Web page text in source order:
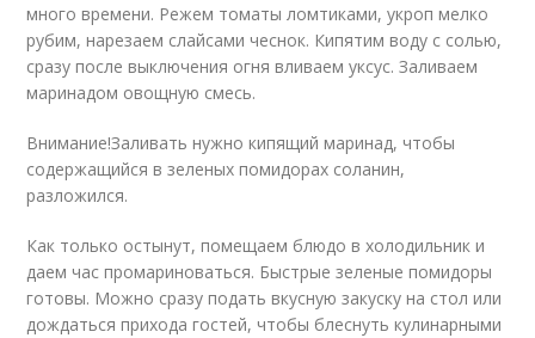
много времени. Режем томаты ломтиками, укроп мелко
рубим, нарезаем слайсами чеснок. Кипятим воду с солью,
сразу после выключения огня вливаем уксус. Заливаем
маринадом овощную смесь.
Внимание!Заливать нужно кипящий маринад, чтобы
содержащийся в зеленых помидорах соланин,
разложился.
Как только остынут, помещаем блюдо в холодильник и
даем час промариноваться. Быстрые зеленые помидоры
готовы. Можно сразу подать вкусную закуску на стол или
дождаться прихода гостей, чтобы блеснуть кулинарными